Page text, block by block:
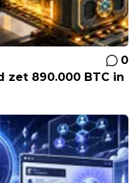
0
zet 890.000 BTC in